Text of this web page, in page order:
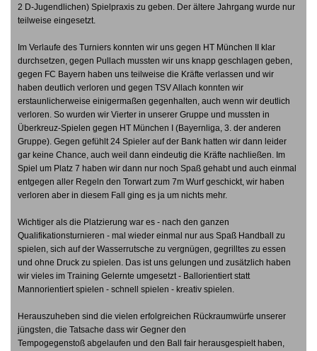
2 D-Jugendlichen) Spielpraxis zu geben. Der ältere Jahrgang wurde nur
teilweise eingesetzt.
Im Verlaufe des Turniers konnten wir uns gegen HT München II klar
durchsetzen, gegen Pullach mussten wir uns knapp geschlagen geben,
gegen FC Bayern haben uns teilweise die Kräfte verlassen und wir
haben deutlich verloren und gegen TSV Allach konnten wir
erstaunlicherweise einigermaßen gegenhalten, auch wenn wir deutlich
verloren. So wurden wir Vierter in unserer Gruppe und mussten in
Überkreuz-Spielen gegen HT München I (Bayernliga, 3. der anderen
Gruppe). Gegen gefühlt 24 Spieler auf der Bank hatten wir dann leider
gar keine Chance, auch weil dann eindeutig die Kräfte nachließen. Im
Spiel um Platz 7 haben wir dann nur noch Spaß gehabt und auch einmal
entgegen aller Regeln den Torwart zum 7m Wurf geschickt, wir haben
verloren aber in diesem Fall ging es ja um nichts mehr.
Wichtiger als die Platzierung war es - nach den ganzen
Qualifikationsturnieren - mal wieder einmal nur aus Spaß Handball zu
spielen, sich auf der Wasserrutsche zu vergnügen, gegrilltes zu essen
und ohne Druck zu spielen. Das ist uns gelungen und zusätzlich haben
wir vieles im Training Gelernte umgesetzt - Ballorientiert statt
Mannorientiert spielen - schnell spielen - kreativ spielen.
Herauszuheben sind die vielen erfolgreichen Rückraumwürfe unserer
jüngsten, die Tatsache dass wir Gegner den
Tempogegenstoß abgelaufen und den Ball fair herausgespielt haben,